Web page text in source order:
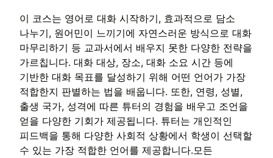
이 코스는 영어로 대화 시작하기, 효과적으로 담소
나누기, 원어민이 느끼기에 자연스러운 방식으로 대화
마무리하기 등 교과서에서 배우지 못한 다양한 전략을
가르칩니다. 대화 대상, 장소, 대화 소요 시간 등에
기반한 대화 목표를 달성하기 위해 어떤 언어가 가장
적합한지 판별하는 법을 배웁니다. 또한, 연령, 성별,
출생 국가, 성격에 따른 튜터의 경험을 배우고 조언을
얻을 다양한 기회가 제공됩니다. 튜터는 개인적인
피드백을 통해 다양한 사회적 상황에서 학생이 선택할
수 있는 가장 적합한 언어를 제공합니다.모든